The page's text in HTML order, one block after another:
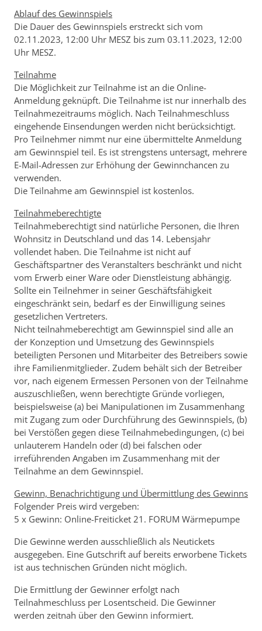
Ablauf des Gewinnspiels
Die Dauer des Gewinnspiels erstreckt sich vom
02.11.2023, 12:00 Uhr MESZ bis zum 03.11.2023, 12:00
Uhr MESZ.
Teilnahme
Die Möglichkeit zur Teilnahme ist an die Online-
Anmeldung geknüpft. Die Teilnahme ist nur innerhalb des
Teilnahmezeitraums möglich. Nach Teilnahmeschluss
eingehende Einsendungen werden nicht berücksichtigt.
Pro Teilnehmer nimmt nur eine übermittelte Anmeldung
am Gewinnspiel teil. Es ist strengstens untersagt, mehrere
E-Mail-Adressen zur Erhöhung der Gewinnchancen zu
verwenden.
Die Teilnahme am Gewinnspiel ist kostenlos.
Teilnahmeberechtigte
Teilnahmeberechtigt sind natürliche Personen, die Ihren
Wohnsitz in Deutschland und das 14. Lebensjahr
vollendet haben. Die Teilnahme ist nicht auf
Geschäftspartner des Veranstalters beschränkt und nicht
vom Erwerb einer Ware oder Dienstleistung abhängig.
Sollte ein Teilnehmer in seiner Geschäftsfähigkeit
eingeschränkt sein, bedarf es der Einwilligung seines
gesetzlichen Vertreters.
Nicht teilnahmeberechtigt am Gewinnspiel sind alle an
der Konzeption und Umsetzung des Gewinnspiels
beteiligten Personen und Mitarbeiter des Betreibers sowie
ihre Familienmitglieder. Zudem behält sich der Betreiber
vor, nach eigenem Ermessen Personen von der Teilnahme
auszuschließen, wenn berechtigte Gründe vorliegen,
beispielsweise (a) bei Manipulationen im Zusammenhang
mit Zugang zum oder Durchführung des Gewinnspiels, (b)
bei Verstößen gegen diese Teilnahmebedingungen, (c) bei
unlauterem Handeln oder (d) bei falschen oder
irreführenden Angaben im Zusammenhang mit der
Teilnahme an dem Gewinnspiel.
Gewinn, Benachrichtigung und Übermittlung des Gewinns
Folgender Preis wird vergeben:
5 x Gewinn: Online-Freiticket 21. FORUM Wärmepumpe
Die Gewinne werden ausschließlich als Neutickets
ausgegeben. Eine Gutschrift auf bereits erworbene Tickets
ist aus technischen Gründen nicht möglich.
Die Ermittlung der Gewinner erfolgt nach
Teilnahmeschluss per Losentscheid. Die Gewinner
werden zeitnah über den Gewinn informiert.